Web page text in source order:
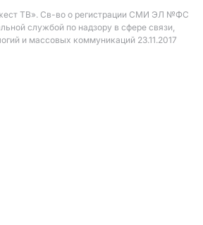
ТВ». Св-во о регистрации СМИ ЭЛ №ФС
службой по надзору в сфере связи,
и массовых коммуникаций 23.11.2017